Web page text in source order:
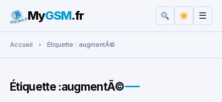
Rechercher :
MyGSM.fr ☰
Accueil › Étiquette : augmentÃ©
Étiquette :augmentÃ©